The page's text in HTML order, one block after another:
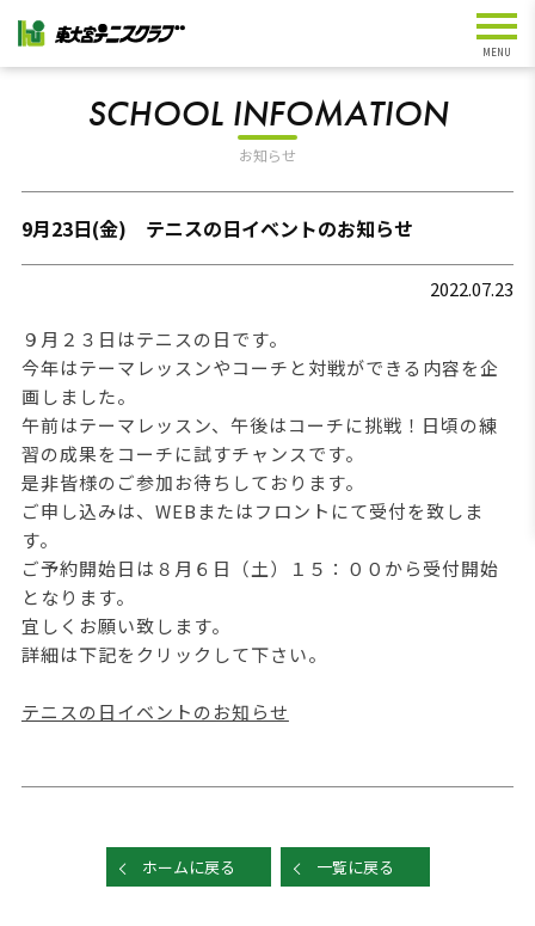
SCHOOL INFOMATION
お知らせ
9月23日(金) テニスの日イベントのお知らせ
2022.07.23
９月２３日はテニスの日です。
今年はテーマレッスンやコーチと対戦ができる内容を企
画しました。
午前はテーマレッスン、午後はコーチに挑戦！日頃の練
習の成果をコーチに試すチャンスです。
是非皆様のご参加お待ちしております。
ご申し込みは、WEBまたはフロントにて受付を致しま
す。
ご予約開始日は８月６日（土）１５：００から受付開始
となります。
宜しくお願い致します。
詳細は下記をクリックして下さい。
テニスの日イベントのお知らせ
ホームに戻る 一覧に戻る